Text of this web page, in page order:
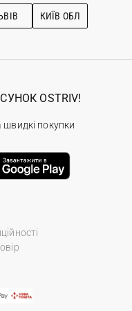
КИЇВ ОБЛ
OSTRIV!
швидкі покупки